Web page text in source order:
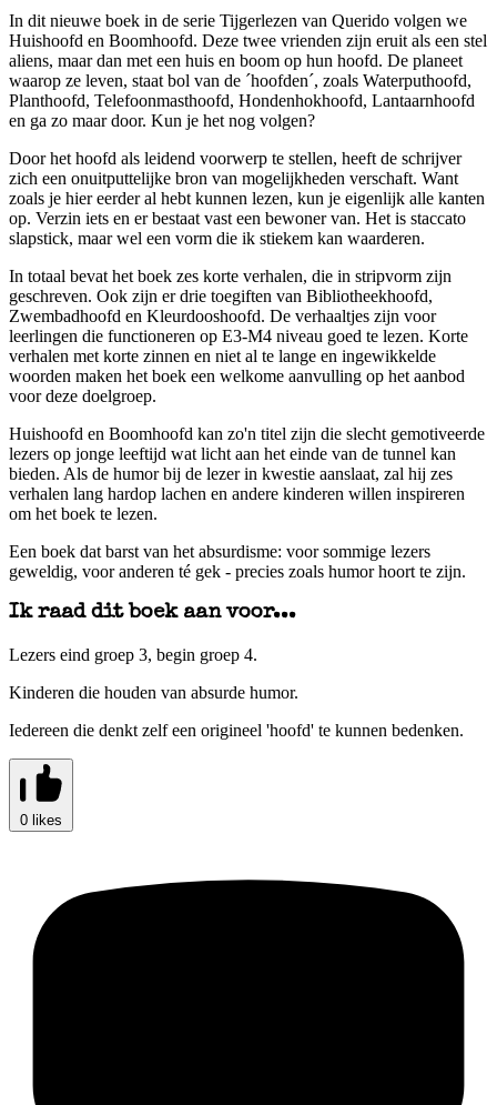
In dit nieuwe boek in de serie Tijgerlezen van Querido volgen we
Huishoofd en Boomhoofd. Deze twee vrienden zijn eruit als een stel
aliens, maar dan met een huis en boom op hun hoofd. De planeet
waarop ze leven, staat bol van de ´hoofden´, zoals Waterputhoofd,
Planthoofd, Telefoonmasthoofd, Hondenhokhoofd, Lantaarnhoofd
en ga zo maar door. Kun je het nog volgen?
Door het hoofd als leidend voorwerp te stellen, heeft de schrijver
zich een onuitputtelijke bron van mogelijkheden verschaft. Want
zoals je hier eerder al hebt kunnen lezen, kun je eigenlijk alle kanten
op. Verzin iets en er bestaat vast een bewoner van. Het is staccato
slapstick, maar wel een vorm die ik stiekem kan waarderen.
In totaal bevat het boek zes korte verhalen, die in stripvorm zijn
geschreven. Ook zijn er drie toegiften van Bibliotheekhoofd,
Zwembadhoofd en Kleurdooshoofd. De verhaaltjes zijn voor
leerlingen die functioneren op E3-M4 niveau goed te lezen. Korte
verhalen met korte zinnen en niet al te lange en ingewikkelde
woorden maken het boek een welkome aanvulling op het aanbod
voor deze doelgroep.
Huishoofd en Boomhoofd kan zo'n titel zijn die slecht gemotiveerde
lezers op jonge leeftijd wat licht aan het einde van de tunnel kan
bieden. Als de humor bij de lezer in kwestie aanslaat, zal hij zes
verhalen lang hardop lachen en andere kinderen willen inspireren
om het boek te lezen.
Een boek dat barst van het absurdisme: voor sommige lezers
geweldig, voor anderen té gek - precies zoals humor hoort te zijn.
Ik raad dit boek aan voor...
Lezers eind groep 3, begin groep 4.
Kinderen die houden van absurde humor.
Iedereen die denkt zelf een origineel 'hoofd' te kunnen bedenken.
0 likes